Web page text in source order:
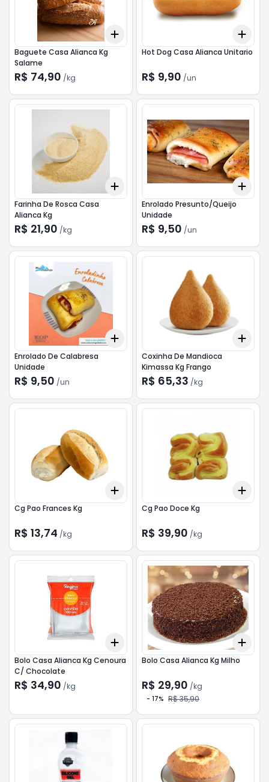
Add
Baguete Casa Alianca Kg
Salame
R$ 74,90 /kg
Add
Hot Dog Casa Alianca Unitario
R$ 9,90 /un
kg +0.5kg
Add
Farinha De Rosca Casa
Alianca Kg
R$ 21,90 /kg
Add
Enrolado Presunto/Queijo
Unidade
R$ 9,50 /un
Add
Enrolado De Calabresa
Unidade
R$ 9,50 /un
Add
Coxinha De Mandioca
Kimassa Kg Frango
R$ 65,33 /kg
Add
Cg Pao Frances Kg
R$ 13,74 /kg
Add
Cg Pao Doce Kg
R$ 39,90 /kg
kg +0.5kg
Add
Bolo Casa Alianca Kg Cenoura
C/ Chocolate
R$ 34,90 /kg
Add
Bolo Casa Alianca Kg Milho
R$ 29,90 /kg
- 17% R$ 35,90